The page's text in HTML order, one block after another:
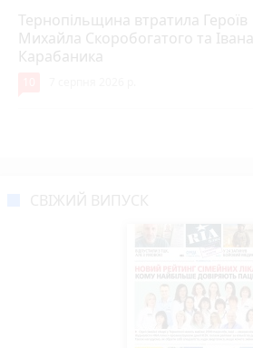
Тернопільщина втратила Героїв
Михайла Скоробогатого та Івана
Карабаника